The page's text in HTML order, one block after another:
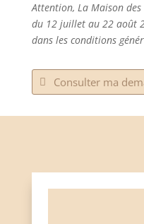
Attention, La Maison des
du 12 juillet au 22 août
dans les conditions
Consulter ma